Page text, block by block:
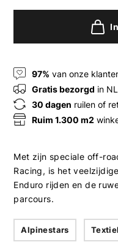
97% van onze
Gratis bezorgd in NL
30 dagen ruilen of
Ruim 1.300 m2
Met zijn speciale off-
Racing, is het
Enduro rijden en de
parcours.
Alpinestars Textiel